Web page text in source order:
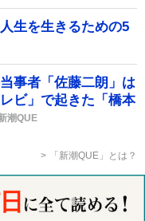
生を生きるための5
事者「佐藤二朗」は
ビ」で起きた「橋本
潮QUE
「新潮QUE」とは？